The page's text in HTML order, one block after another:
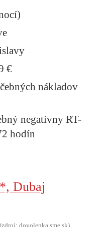
€
nákladov
negatívny RT-
hodín
Dubaj
dovolenka.sme.sk)